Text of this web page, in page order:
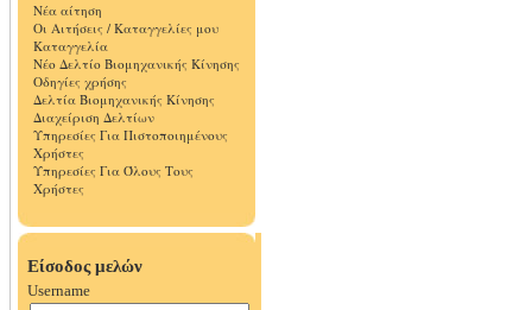
Νέα αίτηση
Οι Αιτήσεις / Καταγγελίες μου
Καταγγελία
Νέο Δελτίο Βιομηχανικής Κίνησης
Οδηγίες χρήσης
Δελτία Βιομηχανικής Κίνησης
Διαχείριση Δελτίων
Υπηρεσίες Για Πιστοποιημένους
Χρήστες
Υπηρεσίες Για Όλους Τους
Χρήστες